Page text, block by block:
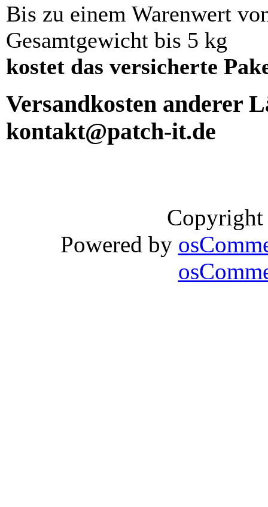
Bis zu einem Warenwert
Gesamtgewicht bis 5 kg
kostet das versicherte
Versandkosten anderer
kontakt@patch-it.de
Powered by